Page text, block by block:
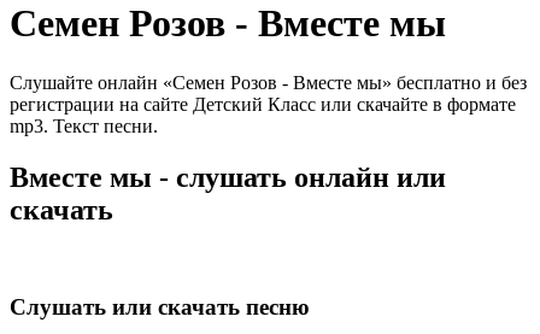
Семен Розов - Вместе мы
Слушайте онлайн «Семен Розов - Вместе мы» бесплатно и без
регистрации на сайте Детский Класс или скачайте в формате
mp3. Текст песни.
Вместе мы - слушать онлайн или
скачать
Слушать или скачать песню